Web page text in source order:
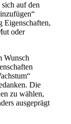
auf den
Eigenschaften,
oder
Wunsch
Die
zu wählen,
ausgeprägt